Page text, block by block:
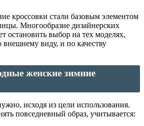
кроссовки стали базовым элементом
Многообразие дизайнерских
остановить выбор на тех моделях,
внешнему виду, и по качеству
женские зимние
исходя из цели использования.
повседневный образ, учитывается: